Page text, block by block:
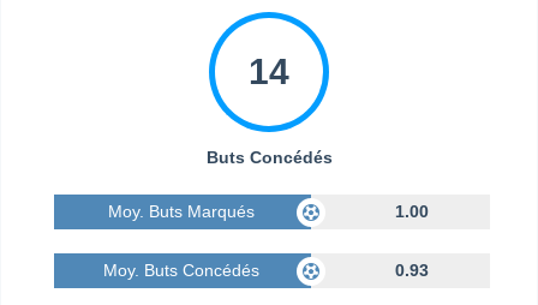
14
Buts Concédés
Moy. Buts Marqués 1.00
Moy. Buts Concédés 0.93